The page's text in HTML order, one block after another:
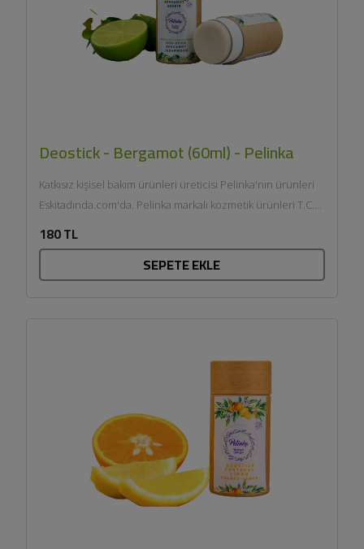
Deostick - Bergamot (60ml) - Pelinka
Katkısız kişisel bakım ürünleri üreticisi Pelinka'nın ürünleri
Eskitadında.com'da. Pelinka markalı kozmetik ürünleri T.C.
180 TL
SEPETE EKLE